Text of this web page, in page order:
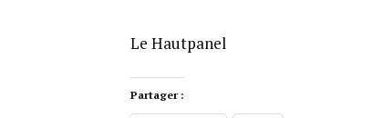
Le Hautpanel
Partager :